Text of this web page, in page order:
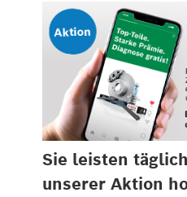
Sie leisten
unserer Aktion